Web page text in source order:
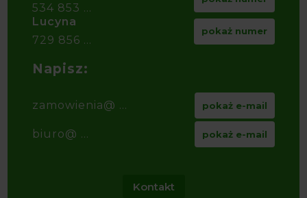
534 853 ...
Lucyna
729 856 ...
pokaż numer
Napisz:
zamowienia@ ... pokaż e-mail
biuro@ ... pokaż e-mail
Kontakt